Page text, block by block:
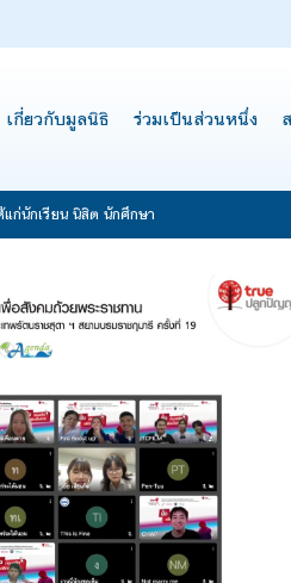
เกี่ยวกับมูลนิธิ ร่วมเป็นส่วนหนึ่ง
ก่นักเรียน นิสิต นักศึกษา